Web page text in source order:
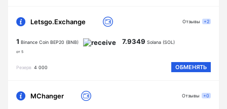
Letsgo.Exchange
1 Binance Coin BEP20 (BNB)
от 5
7.9349 Solana (SOL)
Резерв 4 000 ОБМЕНЯТЬ
Отзывы +2
MChanger Отзывы +0